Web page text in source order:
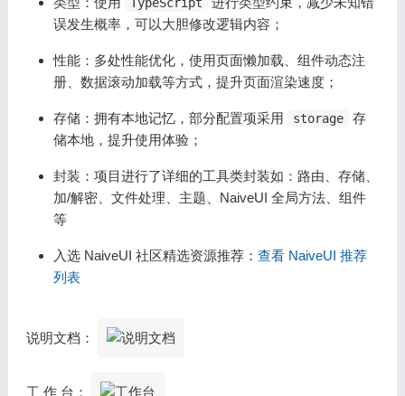
误发生概率，可以大胆修改逻辑内容；
性能：多处性能优化，使用页面懒加载、组件动态注
册、数据滚动加载等方式，提升页面渲染速度；
存储：拥有本地记忆，部分配置项采用 storage
存
储本地，提升使用体验；
封装：项目进行了详细的工具类封装如：路由、存储、
加/解密、文件处理、主题、NaiveUI 全局方法、组件
等
入选 NaiveUI 社区精选资源推荐： 查看 NaiveUI 推荐
列表
说明文档：
工 作 台：